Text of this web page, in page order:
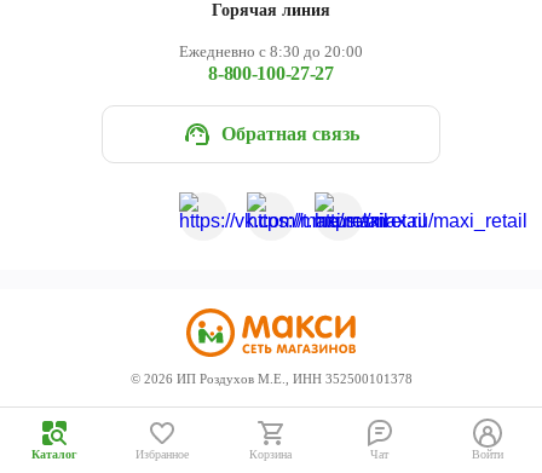
Горячая линия
Ежедневно с 8:30 до 20:00
8-800-100-27-27
Обратная связь
© 2026 ИП Роздухов М.Е., ИНН 352500101378
Каталог Избранное Корзина Чат Войти